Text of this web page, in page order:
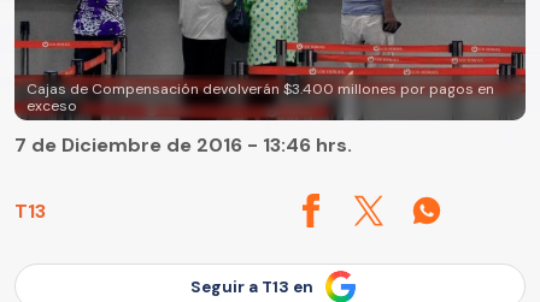
Cajas de Compensación devolverán $3.400 millones por pagos en
exceso
T13
7 de Diciembre de 2016 - 13:46 hrs.
Seguir a T13 en